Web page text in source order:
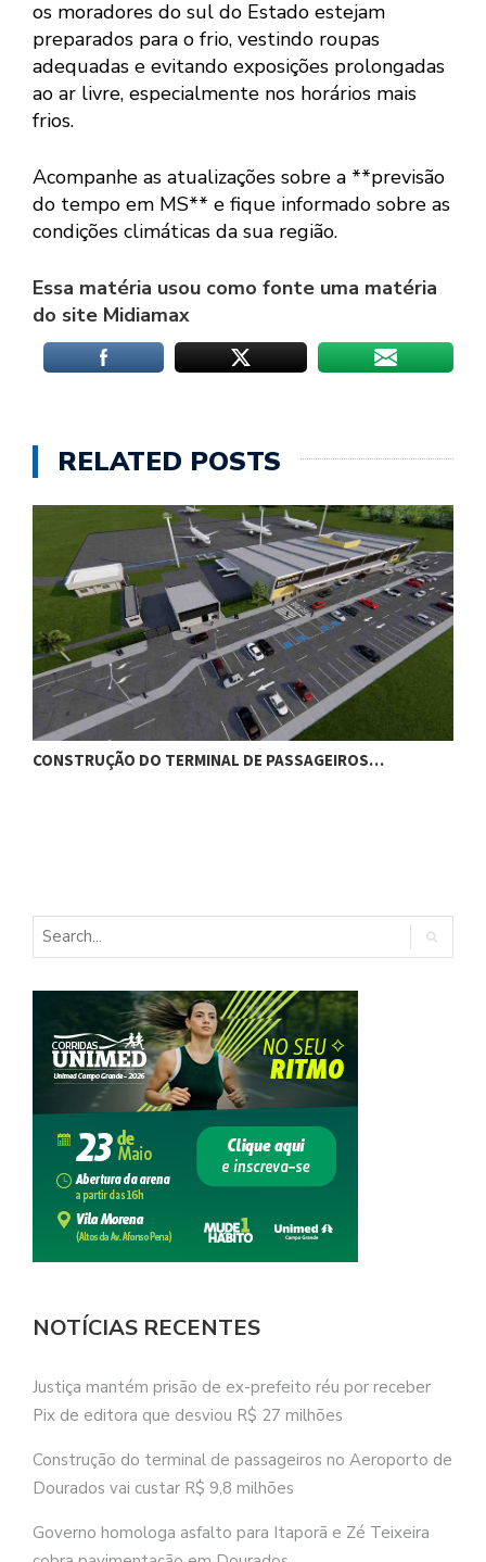
os moradores do sul do Estado estejam
preparados para o frio, vestindo roupas
adequadas e evitando exposições prolongadas
ao ar livre, especialmente nos horários mais
frios.
Acompanhe as atualizações sobre a **previsão
do tempo em MS** e fique informado sobre as
condições climáticas da sua região.
Essa matéria usou como fonte uma matéria
do site Midiamax
RELATED POSTS
CONSTRUÇÃO DO TERMINAL DE PASSAGEIROS…
NOTÍCIAS RECENTES
Justiça mantém prisão de ex-prefeito réu por receber
Pix de editora que desviou R$ 27 milhões
Construção do terminal de passageiros no Aeroporto de
Dourados vai custar R$ 9,8 milhões
Governo homologa asfalto para Itaporã e Zé Teixeira